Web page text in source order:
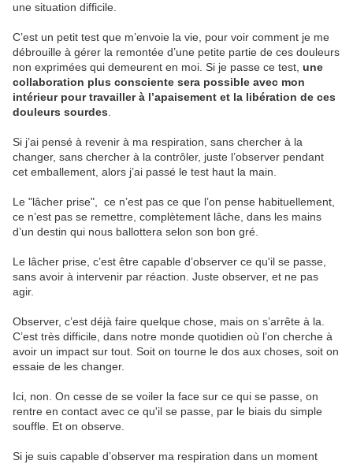
une situation difficile.
C’est un petit test que m’envoie la vie, pour voir comment je me
débrouille à gérer la remontée d’une petite partie de ces douleurs
non exprimées qui demeurent en moi. Si je passe ce test, une
collaboration plus consciente sera possible avec mon
intérieur pour travailler à l’apaisement et la libération de ces
douleurs sourdes
Si j’ai pensé à revenir à ma respiration, sans chercher à la
changer, sans chercher à la contrôler, juste l’observer pendant
cet emballement, alors j’ai passé le test haut la main.
Le "lâcher prise", ce n’est pas ce que l’on pense habituellement,
ce n’est pas se remettre, complètement lâche, dans les mains
d’un destin qui nous ballottera selon son bon gré.
Le lâcher prise, c’est être capable d’observer ce qu'il se passe,
sans avoir à intervenir par réaction. Juste observer, et ne pas
agir.
Observer, c’est déjà faire quelque chose, mais on s’arrête à la.
C’est très difficile, dans notre monde quotidien où l’on cherche à
avoir un impact sur tout. Soit on tourne le dos aux choses, soit on
essaie de les changer.
Ici, non. On cesse de se voiler la face sur ce qui se passe, on
rentre en contact avec ce qu'il se passe, par le biais du simple
souffle. Et on observe.
Si je suis capable d’observer ma respiration dans un moment